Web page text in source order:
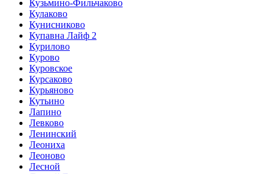
Кузьмино-Фильчаково
Кулаково
Кунисниково
Купавна Лайф 2
Курилово
Курово
Куровское
Курсаково
Курьяново
Кутьино
Лапино
Левково
Ленинский
Леониха
Леоново
Лесной